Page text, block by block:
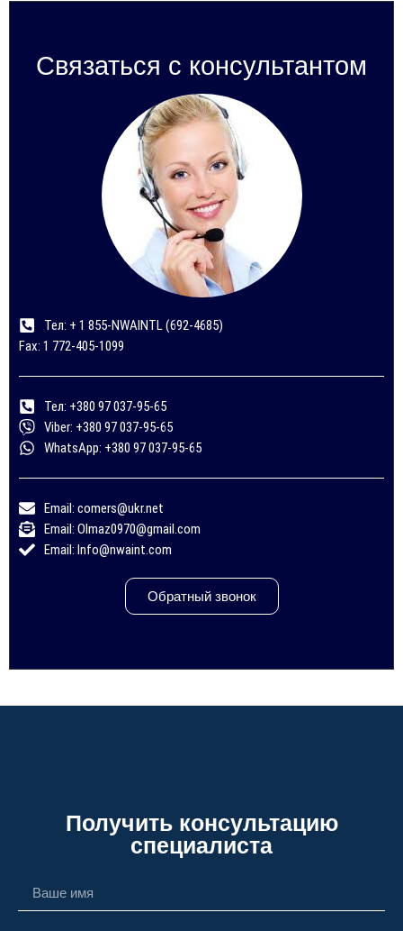
Связаться с консультантом
Тел: + 1 855-NWAINTL (692-4685)
Fax: 1 772-405-1099
Тел: +380 97 037-95-65
Viber: +380 97 037-95-65
WhatsApp: +380 97 037-95-65
Email: comers@ukr.net
Email: Olmaz0970@gmail.com
Email: Info@nwaint.com
Обратный звонок
Получить консультацию
специалиста